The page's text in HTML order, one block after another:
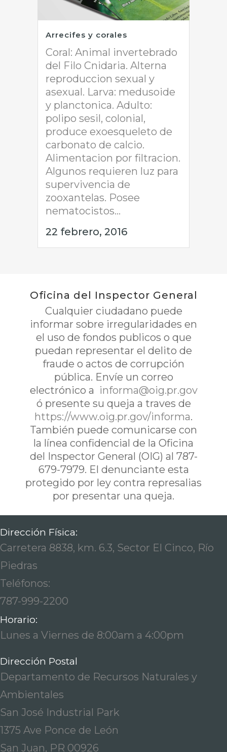
Arrecifes y corales
Coral: Animal invertebrado
del Filo Cnidaria. Alterna
reproduccion sexual y
asexual. Larva: medusoide
y planctonica. Adulto:
polipo sesil, colonial,
produce exoesqueleto de
carbonato de calcio.
Alimentacion por filtracion.
Algunos requieren luz para
supervivencia de
zooxantelas. Posee
nematocistos...
22 febrero, 2016
Oficina del Inspector General
Cualquier ciudadano puede
informar sobre irregularidades en
el uso de fondos publicos o que
puedan representar el delito de
fraude o actos de corrupción
pública. Envíe un correo
electrónico a informa@oig.pr.gov
ó presente su queja a traves de
https://www.oig.pr.gov/informa.
También puede comunicarse con
la línea confidencial de la Oficina
del Inspector General (OIG) al 787-
679-7979. El denunciante esta
protegido por ley contra represalias
por presentar una queja.
Dirección Física:
Carretera 8838, km. 6.3, Sector El Cinco, Río
Piedras
Teléfonos:
787-999-2200
Horario:
Lunes a Viernes de 8:00am a 4:00pm
Dirección Postal
Departamento de Recursos Naturales y
Ambientales
San José Industrial Park
1375 Ave Ponce de León
San Juan, PR 00926